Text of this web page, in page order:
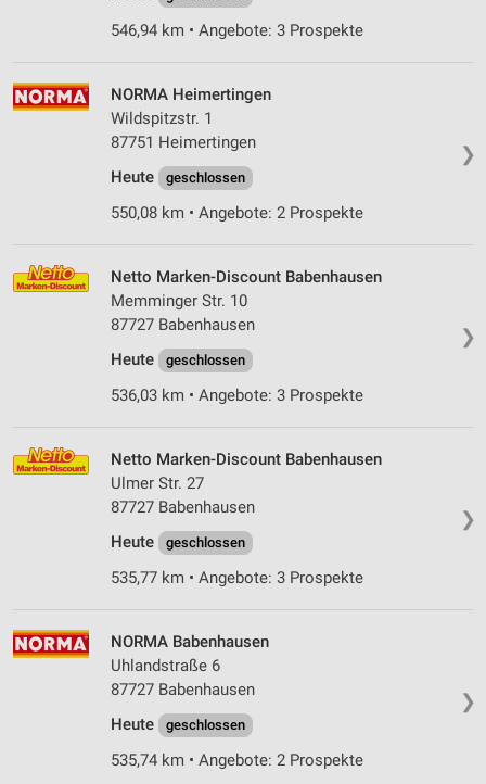
546,94 km • Angebote: 3 Prospekte
❯
NORMA Heimertingen
Wildspitzstr. 1
87751 Heimertingen
Heute
geschlossen
550,08 km • Angebote: 2 Prospekte
❯
Netto Marken-Discount Babenhausen
Memminger Str. 10
87727 Babenhausen
Heute
geschlossen
536,03 km • Angebote: 3 Prospekte
❯
Netto Marken-Discount Babenhausen
Ulmer Str. 27
87727 Babenhausen
Heute
geschlossen
535,77 km • Angebote: 3 Prospekte
❯
NORMA Babenhausen
Uhlandstraße 6
87727 Babenhausen
Heute
geschlossen
535,74 km • Angebote: 2 Prospekte